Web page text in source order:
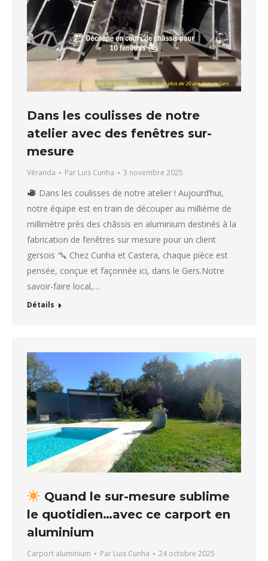
Dans les coulisses de notre
atelier avec des fenêtres sur-
mesure
Véranda Par Luis Cunha 3 novembre 2025
Dans les coulisses de notre atelier ! Aujourd’hui,
notre équipe est en train de découper au millième de
millimètre près des châssis en aluminium destinés à la
fabrication de fenêtres sur mesure pour un client
gersois
Chez Cunha et Castera, chaque pièce est
pensée, conçue et façonnée ici, dans le Gers.Notre
savoir-faire local,…
Détails
Quand le sur-mesure sublime
le quotidien…avec ce carport en
aluminium
Carport aluminium Par Luis Cunha 24 octobre 2025